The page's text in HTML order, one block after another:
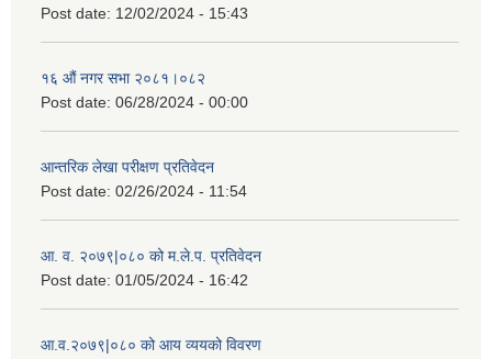
Post date: 12/02/2024 - 15:43
१६ औं नगर सभा २०८१।०८२
Post date: 06/28/2024 - 00:00
आन्तरिक लेखा परीक्षण प्रतिवेदन
Post date: 02/26/2024 - 11:54
आ. व. २०७९|०८० को म.ले.प. प्रतिवेदन
Post date: 01/05/2024 - 16:42
आ.व.२०७९|०८० को आय व्ययको विवरण